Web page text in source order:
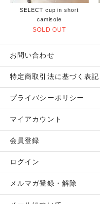
SELECT cup in short
camisole
SOLD OUT
お問い合わせ
特定商取引法に基づく表記
プライバシーポリシー
マイアカウント
会員登録
ログイン
メルマガ登録・解除